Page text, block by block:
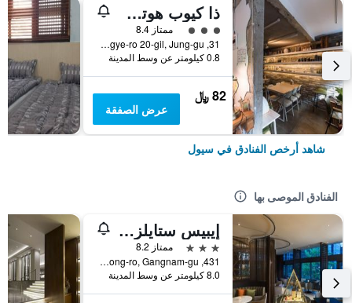
ذا كيوب هوتل - دار ضيافة
تقييم فئة 3ممتاز 8.4
31, Toegye-ro 20-gil, Jung-gu, سيول, كوريا الجنوبية
0.8 كيلومتر عن وسط المدينة
82 ﷼
عرض الصفقة
شاهد أرخص الفنادق في سيول
الفنادق الموصى بها
إيبيس ستايلز أمباسادور سيول غانغنام
3 نجوم
ممتاز 8.2
431, Samseong-ro, Gangnam-gu, سيول, كوريا الجنوبية
8.0 كيلومتر عن وسط المدينة